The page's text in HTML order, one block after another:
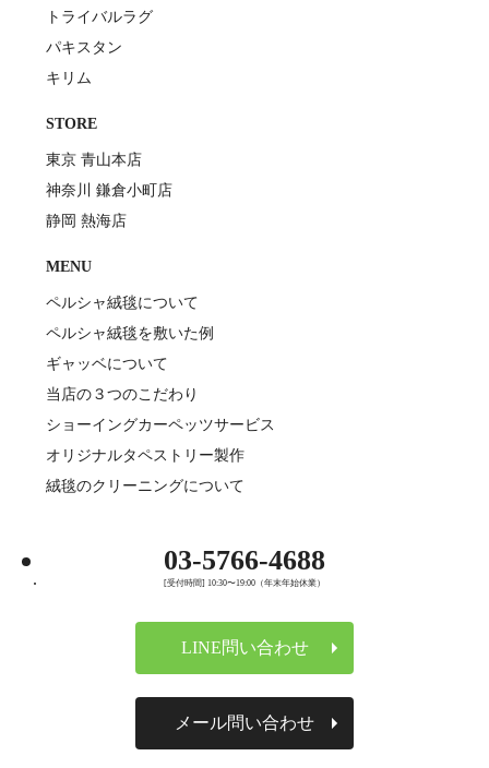
トライバルラグ
パキスタン
キリム
STORE
東京 青山本店
神奈川 鎌倉小町店
静岡 熱海店
MENU
ペルシャ絨毯について
ペルシャ絨毯を敷いた例
ギャッベについて
当店の３つのこだわり
ショーイングカーペッツサービス
オリジナルタペストリー製作
絨毯のクリーニングについて
03-5766-4688
[受付時間] 10:30〜19:00（年末年始休業）
LINE問い合わせ
メール問い合わせ